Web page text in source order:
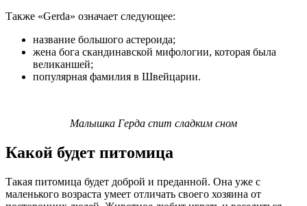
Также «Gerda» означает следующее:
название большого астероида;
жена бога скандинавской мифологии, которая была
великаншей;
популярная фамилия в Швейцарии.
Малышка Герда спит сладким сном
Какой будет питомица
Такая питомица будет доброй и преданной. Она уже с
маленького возраста умеет отличать своего хозяина от